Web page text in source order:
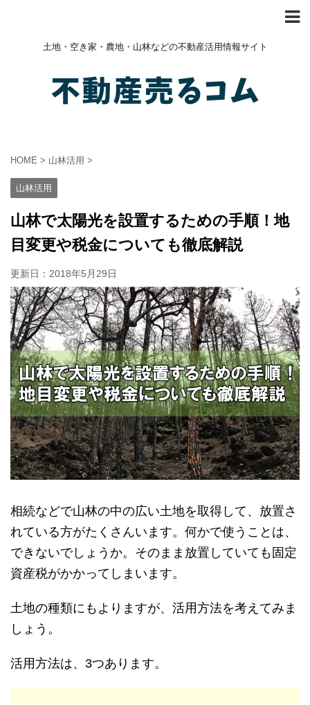
土地・空き家・農地・山林などの不動産活用情報サイト
HOME > 山林活用 >
山林活用
山林で太陽光を設置するための手順！地
目変更や税金についても徹底解説
更新日： 2018年5月29日
相続などで山林の中の広い土地を取得して、放置さ
れている方がたくさんいます。何かで使うことは、
できないでしょうか。そのまま放置していても固定
資産税がかかってしまいます。
土地の種類にもよりますが、活用方法を考えてみま
しょう。
活用方法は、3つあります。